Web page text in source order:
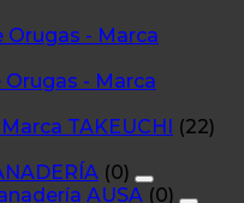
Orugas - Marca
- Marca
TAKEUCHI (22)
(0)
AUSA (0)